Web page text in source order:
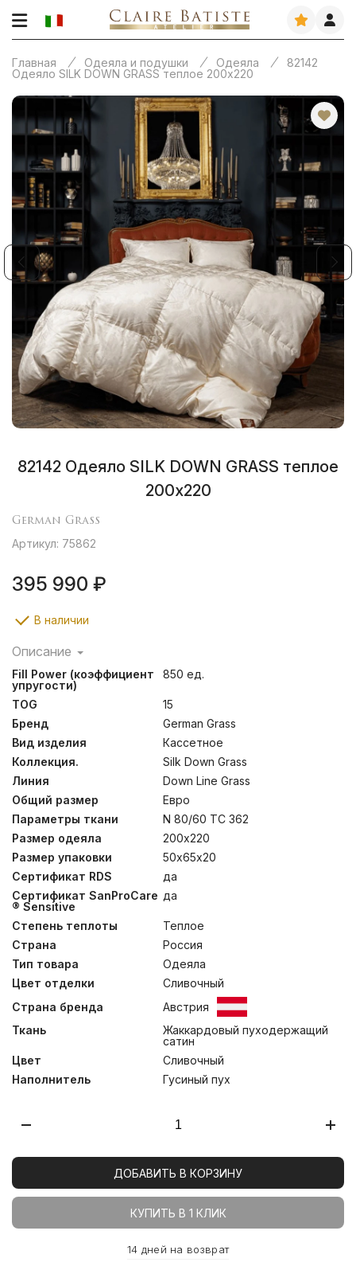
Главная Одеяла и подушки Одеяла
82142
Одеяло SILK DOWN GRASS теплое 200х220
82142 Одеяло SILK DOWN GRASS теплое
200х220
German Grass
Артикул: 75862
395 990 ₽
В наличии
Описание
Сочетание сливочного пуходержащего жаккардового
сатина PAISLEY из натурального 100% шелка и
первоклассного пухового наполнителя категории
“Экстра” повышенной упругости (Fill Power не менее
850 ед.) – это совершенный эксклюзив в мире
постельных принадлежностей. Высокая плотность
ткани и двойная отстрочка не позволят пуху
мигрировать из изделия и не пропустят частички пыли
внутрь. Эксклюзивные ткани создаются на
единственном производстве в Европе – старейшей
немецкой ткацкой фабрике – в лимитированном
количестве. Для того, чтобы ткать шелковый
пуходержащий жаккард с узором, необходимо
обладать высочайшим уровнем мастерства.
Кассетные одеяла ручной работы предназначены для
использования в холодное время года. Каждая
кассета размером 40х40 см наполнена отборным
белым пухом вручную.Для обеспечения особых
гигиенических свойств, изделия прошли обработку
методом озонирования Ozone Pure 360 Grass. Как и
всякий эксклюзив, изделия этой коллекции требуют
особого ухода при обслуживании: мы не
рекомендуем их стирать, допускается только сухая
чистка изделий.
Fill Power (коэффициент
упругости)
850 ед.
TOG
15
Бренд
German Grass
Вид изделия
Кассетное
Коллекция.
Silk Down Grass
Линия
Down Line Grass
Общий размер
Евро
Параметры ткани
N 80/60 TC 362
Размер одеяла
200х220
Размер упаковки
50х65х20
Сертификат RDS
да
Сертификат SanProCare
® Sensitive
да
Степень теплоты
Теплое
Страна
Россия
Тип товара
Одеяла
Цвет отделки
Сливочный
Страна бренда
Австрия
Ткань
Жаккардовый пуходержащий
сатин
Цвет
Сливочный
Наполнитель
Гусиный пух
ДОБАВИТЬ В КОРЗИНУ
КУПИТЬ В 1 КЛИК
14 дней на возврат